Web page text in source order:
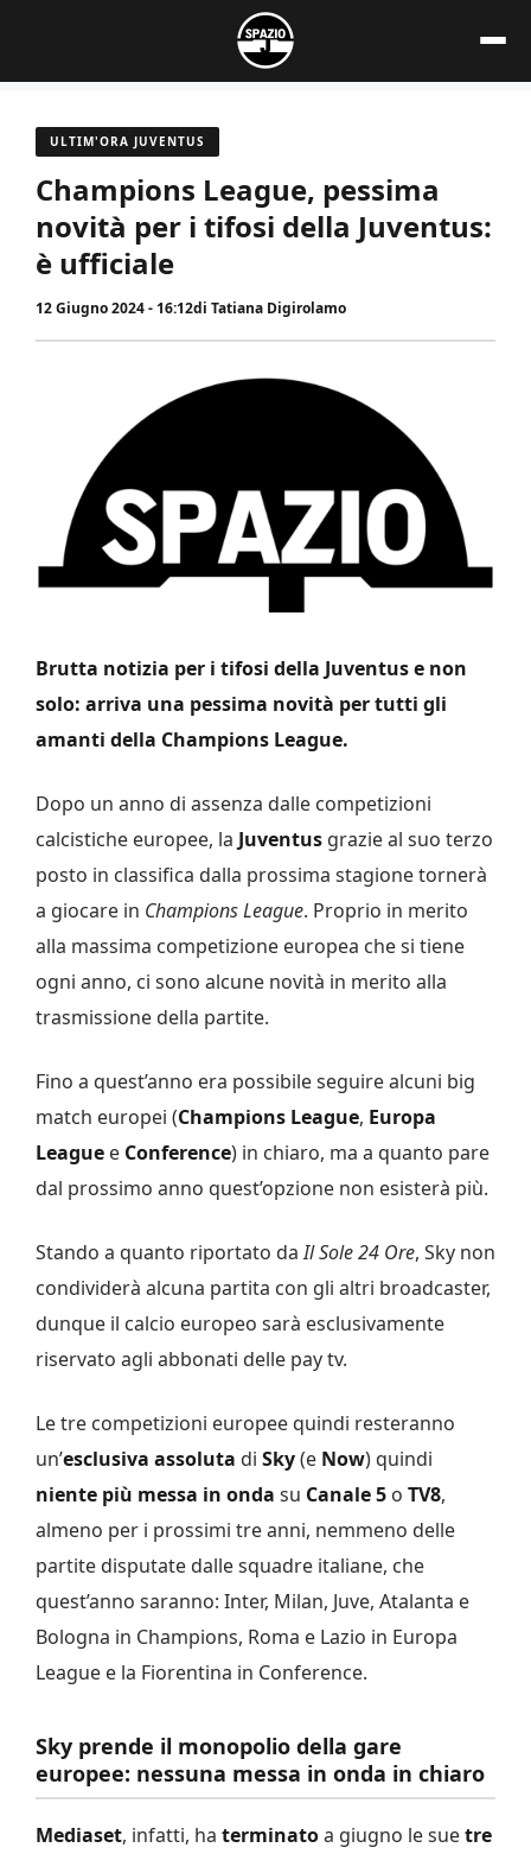
contenuto
ULTIM'ORA JUVENTUS
Champions League, pessima
novità per i tifosi della Juventus:
è ufficiale
12 Giugno 2024 - 16:12di Tatiana Digirolamo
Brutta notizia per i tifosi della Juventus e non
solo: arriva una pessima novità per tutti gli
amanti della Champions League.
Dopo un anno di assenza dalle competizioni
calcistiche europee, la Juventus grazie al suo terzo
posto in classifica dalla prossima stagione tornerà
a giocare in Champions League. Proprio in merito
alla massima competizione europea che si tiene
ogni anno, ci sono alcune novità in merito alla
trasmissione della partite.
Fino a quest’anno era possibile seguire alcuni big
match europei (Champions League, Europa
League e Conference) in chiaro, ma a quanto pare
dal prossimo anno quest’opzione non esisterà più.
Stando a quanto riportato daIl Sole 24 Ore, Sky non
condividerà alcuna partita con gli altri broadcaster,
dunque il calcio europeo sarà esclusivamente
riservato agli abbonati delle pay tv.
Le tre competizioni europee quindi resteranno
un’esclusiva assoluta di Sky(e Now) quindi
niente più messa in onda su Canale 5 o TV8,
almeno per i prossimi tre anni, nemmeno delle
partite disputate dalle squadre italiane, che
quest’anno saranno: Inter, Milan, Juve, Atalanta e
Bologna in Champions, Roma e Lazio in Europa
League e la Fiorentina in Conference.
Sky prende il monopolio della gare
europee: nessuna messa in onda in chiaro
Mediaset, infatti, ha terminatoa giugno le suetre